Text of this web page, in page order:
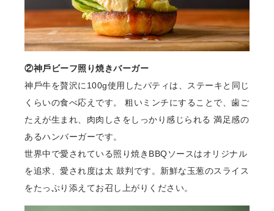
②神⼾ビーフ照り焼きバーガー
神⼾⽜を贅沢に100g使⽤したパティは、ステーキと同じ
くらいの⾷べ応えです。 粗いミンチにすることで、⻭ご
たえが⽣まれ、⾁⾁しさをしっかり感じられる 満⾜感の
あるハンバーガーです。
世界中で愛されている照り焼きBBQソースはオリジナル
を追求、愛され度は太 ⿎判です。新鮮な⽟葱のスライス
をたっぷり添えてお召し上がりください。